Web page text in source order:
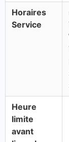
Horaires
Service
Heure
limite
avant